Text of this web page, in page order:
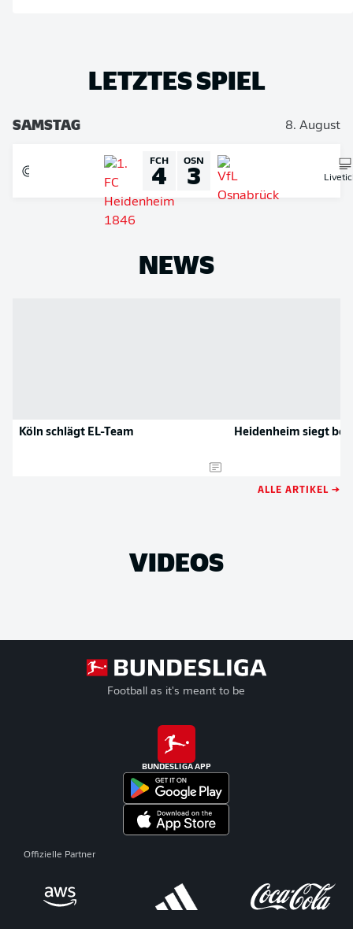
LETZTES SPIEL
SAMSTAG 8. August
FCH
4 OSN
3
NEWS
Köln schlägt EL-Team Heidenheim siegt
ALLE ARTIKEL →
VIDEOS
Football as it's meant to be
BUNDESLIGA APP
Offizielle Partner